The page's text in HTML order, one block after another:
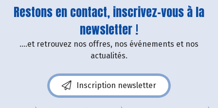
Restons en contact, inscrivez-vous à la
newsletter !
....et retrouvez nos offres, nos événements et nos
actualités.
Inscription newsletter